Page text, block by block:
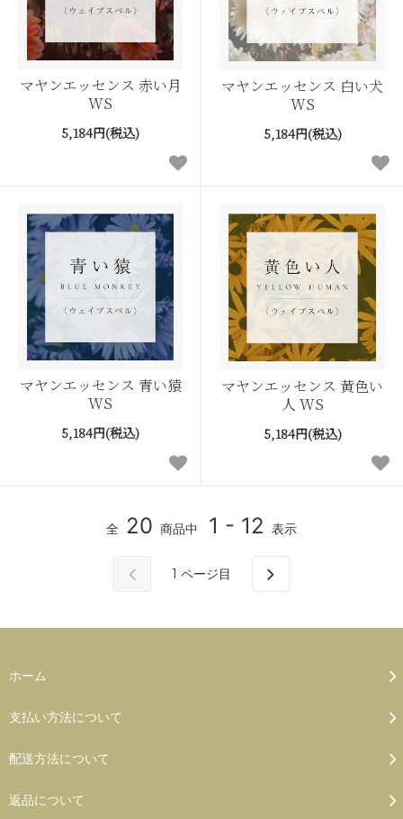
マヤンエッセンス 赤い月
WS
5,184円(税込)
マヤンエッセンス 白い犬
WS
5,184円(税込)
マヤンエッセンス 青い猿
WS
5,184円(税込)
マヤンエッセンス 黄色い
人 WS
5,184円(税込)
全 20 商品中 1 - 12 表示
1 ページ目
ホーム
支払い方法について
配送方法について
返品について